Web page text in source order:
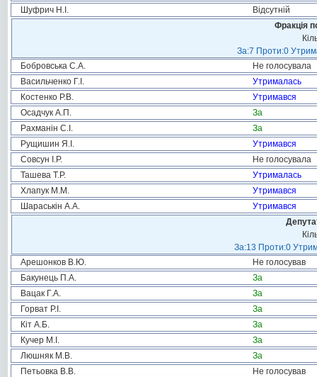
Шуфрич Н.І.
Відсутній
Фракція
За:7 Проти:0
Бобровська С.А.
Не голосувала
Васильченко Г.І.
Утрималась
Костенко Р.В.
Утримався
Осадчук А.П.
За
Рахманін С.І.
За
Рущишин Я.І.
Утримався
Совсун І.Р.
Не голосувала
Ташева Т.Р.
Утрималась
Хлапук М.М.
Утримався
Шараськін А.А.
Утримався
За:13 Проти:0
Арешонков В.Ю.
Не голосував
Бакунець П.А.
За
Вацак Г.А.
За
Горват Р.І.
За
Кіт А.Б.
За
Кучер М.І.
За
Люшняк М.В.
За
Петьовка В.В.
Не голосував